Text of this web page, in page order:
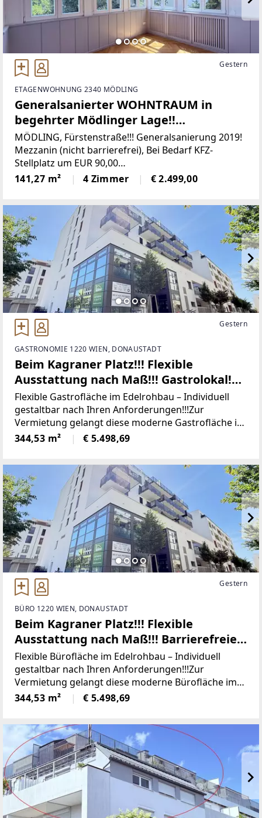
Gestern
ETAGENWOHNUNG 2340 MÖDLING
Generalsanierter WOHNTRAUM in
begehrter Mödlinger Lage!!
Repräsentativ, hell & hochmodern!!
MÖDLING, Fürstenstraße!!! Generalsanierung 2019!
Mezzanin (nicht barrierefrei), Bei Bedarf KFZ-
Stellplatz um EUR 90,00
brutto/mtl.RAUMAUFTEILUNG IN STICHWORTEN•
Vorzimmer• Wohnzimmer • Esszimmer•
141,27 m² 4 Zimmer € 2.499,00
Gestern
GASTRONOMIE 1220 WIEN, DONAUSTADT
Beim Kagraner Platz!!! Flexible
Ausstattung nach Maß!!! Gastrolokal!
ERSTBEZUG!!!
Flexible Gastrofläche im Edelrohbau – Individuell
gestaltbar nach Ihren Anforderungen!!!Zur
Vermietung gelangt diese moderne Gastrofläche im
Edelrohbau mit einer Gesamtnutzfläche von ca.
344,53 m². Die Fläche bietet zukünftigen Mietern die
344,53 m² € 5.498,69
Gestern
BÜRO 1220 WIEN, DONAUSTADT
Beim Kagraner Platz!!! Flexible
Ausstattung nach Maß!!! Barrierefreies
Büro! ERSTBEZUG!!!
Flexible Bürofläche im Edelrohbau – Individuell
gestaltbar nach Ihren Anforderungen!!!Zur
Vermietung gelangt diese moderne Bürofläche im
Edelrohbau mit einer Gesamtnutzfläche von ca.
344,53 m². Die Fläche bietet zukünftigen Mietern die
344,53 m² € 5.498,69